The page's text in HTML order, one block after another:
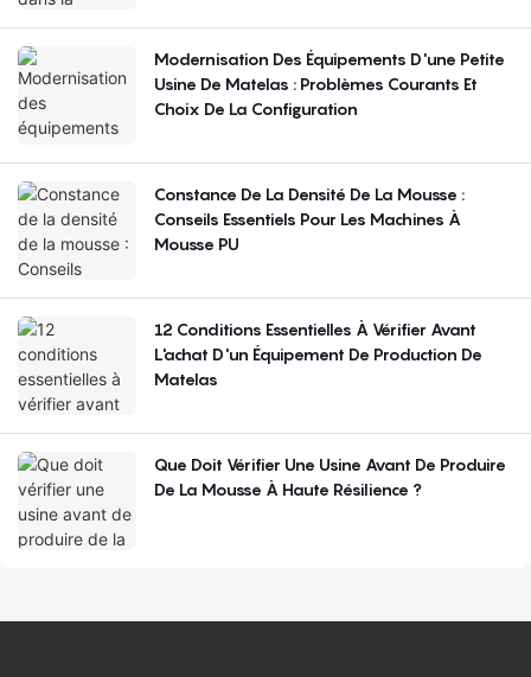
Modernisation Des Équipements D'une Petite
Usine De Matelas : Problèmes Courants Et
Choix De La Configuration
Constance De La Densité De La Mousse :
Conseils Essentiels Pour Les Machines À
Mousse PU
12 Conditions Essentielles À Vérifier Avant
L'achat D'un Équipement De Production De
Matelas
Que Doit Vérifier Une Usine Avant De Produire
De La Mousse À Haute Résilience ?